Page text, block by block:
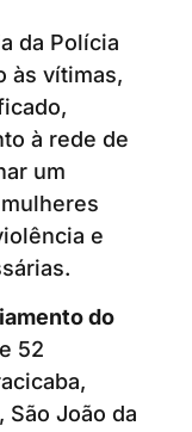
da Polícia
às vítimas,
à rede de
um
e
do
52
São João da